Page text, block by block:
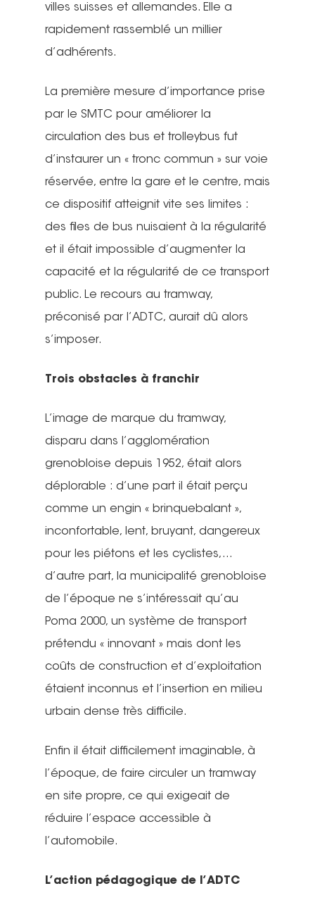
villes suisses et allemandes. Elle a
rapidement rassemblé un millier
d’adhérents.
La première mesure d’importance prise
par le SMTC pour améliorer la
circulation des bus et trolleybus fut
d’instaurer un « tronc commun » sur voie
réservée, entre la gare et le centre, mais
ce dispositif atteignit vite ses limites :
des files de bus nuisaient à la régularité
et il était impossible d’augmenter la
capacité et la régularité de ce transport
public. Le recours au tramway,
préconisé par l’ADTC, aurait dû alors
s’imposer.
Trois obstacles à franchir
L’image de marque du tramway,
disparu dans l’agglomération
grenobloise depuis 1952, était alors
déplorable : d’une part il était perçu
comme un engin « brinquebalant »,
inconfortable, lent, bruyant, dangereux
pour les piétons et les cyclistes,…
d’autre part, la municipalité grenobloise
de l’époque ne s’intéressait qu’au
Poma 2000, un système de transport
prétendu « innovant » mais dont les
coûts de construction et d’exploitation
étaient inconnus et l’insertion en milieu
urbain dense très difficile.
Enfin il était difficilement imaginable, à
l’époque, de faire circuler un tramway
en site propre, ce qui exigeait de
réduire l’espace accessible à
l’automobile.
L’action pédagogique de l’ADTC